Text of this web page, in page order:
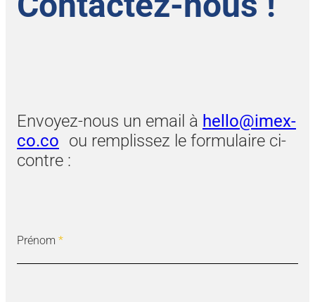
Envoyez-nous un email à hello@imex-
co.co ou remplissez le formulaire ci-
contre :
Prénom *